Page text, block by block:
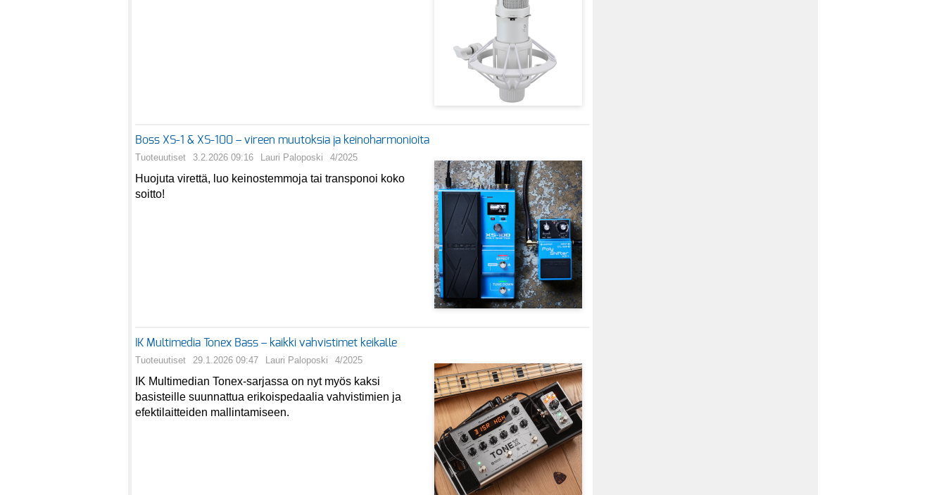
Boss XS-1 & XS-100 – vireen muutoksia ja keinoharmonioita
Tuoteuutiset 3.2.2026 09:16 Lauri Paloposki 4/2025
Huojuta virettä, luo keinostemmoja tai transponoi koko
soitto!
IK Multimedia Tonex Bass – kaikki vahvistimet keikalle
Tuoteuutiset 29.1.2026 09:47 Lauri Paloposki 4/2025
IK Multimedian Tonex-sarjassa on nyt myös kaksi
basisteille suunnattua erikoispedaalia vahvistimien ja
efektilaitteiden mallintamiseen.